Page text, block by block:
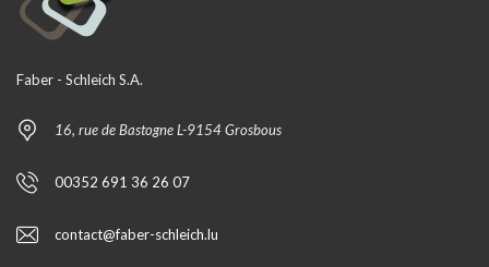
Faber - Schleich S.A.
16, rue de Bastogne L-9154 Grosbous
00352 691 36 26 07
contact@faber-schleich.lu